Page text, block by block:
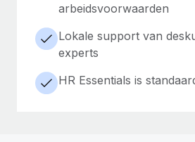
arbeidsvoorwaarden
Lokale support van
experts
HR Essentials is